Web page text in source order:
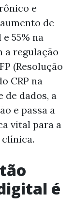
e
de
55% na
a regulação
(Resolução
CRP na
de dados, a
e passa a
vital para a
é